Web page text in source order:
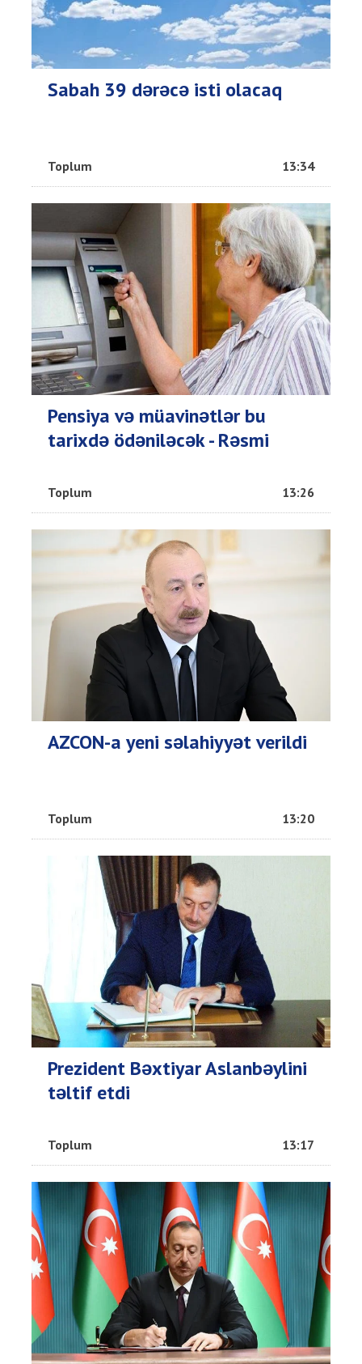
Sabah 39 dərəcə isti olacaq
Toplum 13:34
Pensiya və müavinətlər bu
tarixdə ödəniləcək - Rəsmi
Toplum 13:26
AZCON-a yeni səlahiyyət verildi
Toplum 13:20
Prezident Bəxtiyar Aslanbəylini
təltif etdi
Toplum 13:17